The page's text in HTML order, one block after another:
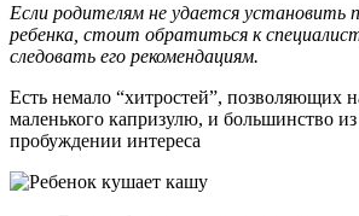
Если родителям не удается установить
ребенка, стоит обратиться к
следовать его рекомендациям.
Есть немало “хитростей”, позволяющих
маленького капризулю, и большинство
пробуждении интереса